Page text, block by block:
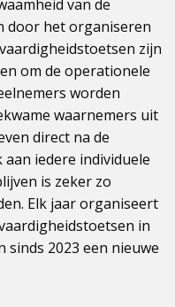
van de
door het organiseren
zijn
om de operationele
worden
waarnemers uit
direct na de
iedere individuele
is zeker zo
Elk jaar organiseert
in
sinds 2023 een nieuwe